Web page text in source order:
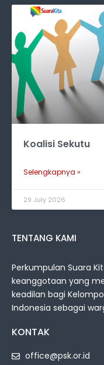
Koalisi Sekutu
Selengkapnya »
29 July 2026
TENTANG KAMI
Perkumpulan Suara
keanggotaan yang
keadilan bagi
Indonesia sebagai
KONTAK
office@psk.or.id